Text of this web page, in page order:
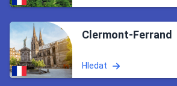
Clermont-Ferrand
Hledat